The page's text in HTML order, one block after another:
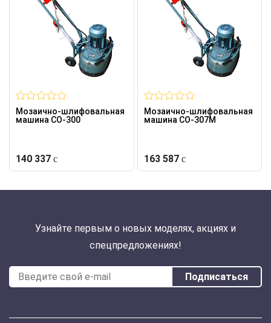
Мозаично-шлифовальная
машина СО-300
140 337
Мозаично-шлифовальная
машина СО-307М
163 587
Узнайте первым о новых моделях, акциях и
спецпредложениях!
Подписаться